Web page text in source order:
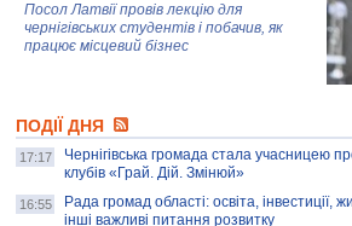
Посол Латвії провів лекцію для
чернігівських студентів і побачив, як
працює місцевий бізнес
колекцію про війну, емоції та тварин
AB InBev Efes Україна підтримала
навчальний проєкт "Молодіжна бізнес-
ПОДІЇ ДНЯ
17:17
Чернігівська громада стала учасницею
клубів «Грай. Дій. Змінюй»
16:55
Рада громад області: освіта, інвестиції,
інші важливі питання розвитку